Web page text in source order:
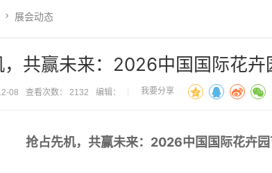
展会动态
，共赢未来：2026中国国际花
08 查看次数： 2132 编辑： 我要分享
抢占先机，共赢未来：2026中国国际花卉